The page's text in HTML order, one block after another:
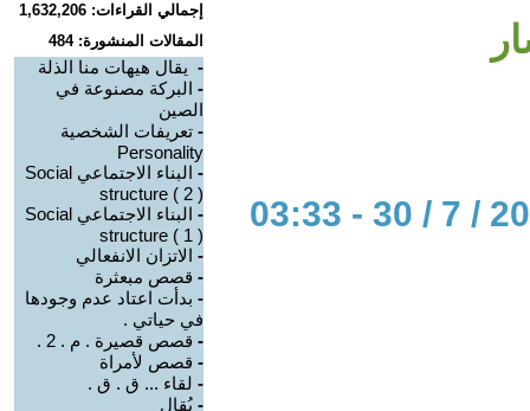
إجمالي القراءات: 1,632,206
المقالات المنشورة: 484
- ‏ يقال هيهات منا الذلة
- البركة مصنوعة في
الصين
- تعريفات الشخصية
Personality
-
البناء الاجتماعي Social
structure ( 2 )
-
البناء الاجتماعي Social
structure ( 1 )
- الاتزان الانفعالي ‏
- قصص مبعثرة
- بدأت اعتاد عدم وجودها
في حياتي .
- قصص قصيرة . م . 2 .
- قصص لأمراة
- لقاء ... ق . ق .
- يُقال